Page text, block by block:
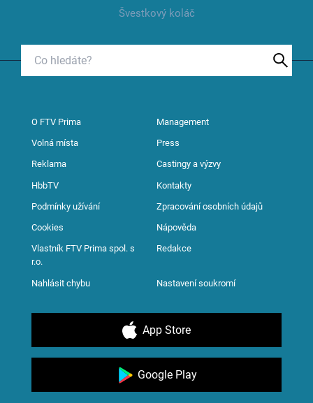
Švestkový koláč
O FTV Prima Management
Volná místa Press
Reklama Castingy a výzvy
HbbTV Kontakty
Podmínky užívání Zpracování osobních údajů
Cookies Nápověda
Vlastník FTV Prima spol. s
r.o.
Redakce
Nahlásit chybu Nastavení soukromí
App Store
Google Play